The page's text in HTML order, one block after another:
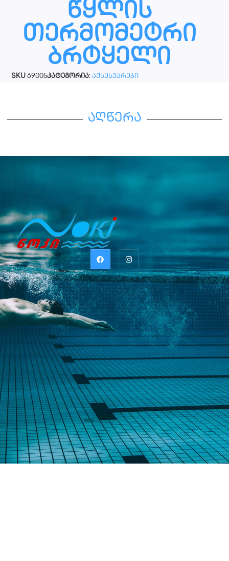
წყლის
თერმომეტრი
ბრტყელი
SKU69005კატეგორია: აქსესუარები
აღწერა